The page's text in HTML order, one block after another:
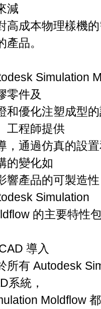
減
高成本物理樣機
產品。
Simulation
零件及
和優化注塑成型
工程師提供
，通過仿真的設
的變化如
響產品的可製造
Simulation
的主要特性
導入
所有 Autodesk
系統，
Moldflow